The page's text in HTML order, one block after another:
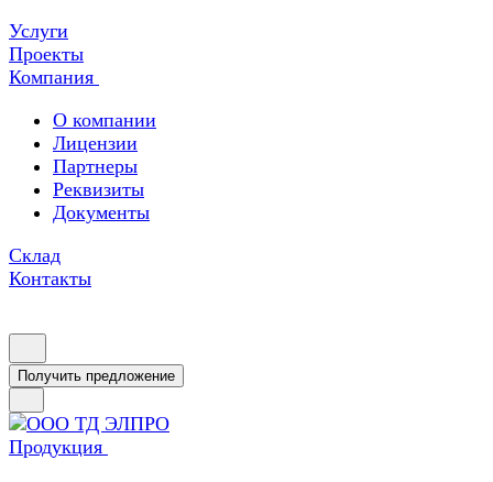
Услуги
Проекты
Компания
О компании
Лицензии
Партнеры
Реквизиты
Документы
Склад
Контакты
Получить предложение
Продукция